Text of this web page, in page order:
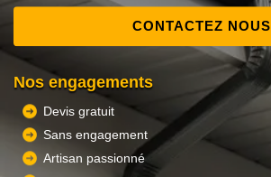
CONTACTEZ NOUS
Nos engagements
Devis gratuit
Sans engagement
Artisan passionné